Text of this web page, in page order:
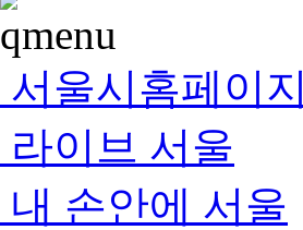
서울시홈페이지
라이브 서울
내 손안에 서울